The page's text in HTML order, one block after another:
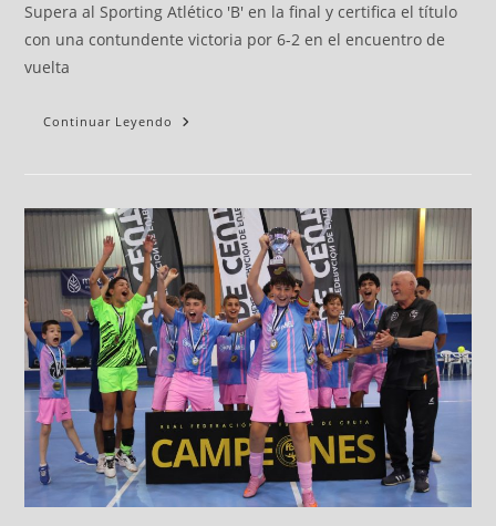
Supera al Sporting Atlético 'B' en la final y certifica el título
con una contundente victoria por 6-2 en el encuentro de
vuelta
Continuar Leyendo